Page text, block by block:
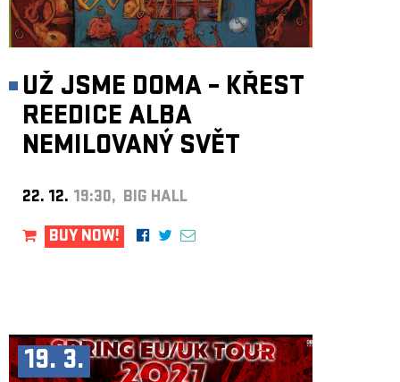
UŽ JSME DOMA – KŘEST
REEDICE ALBA
NEMILOVANÝ SVĚT
22. 12. 19:30, BIG HALL
BUY NOW!
19. 3.